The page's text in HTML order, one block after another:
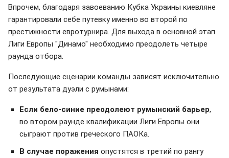
Впрочем, благодаря завоеванию Кубка Украины киевляне
гарантировали себе путевку именно во второй по
престижности евротурнира. Для выхода в основной этап
Лиги Европы "Динамо" необходимо преодолеть четыре
раунда отбора.
Последующие сценарии команды зависят исключительно
от результата дуэли с румынами:
Если бело-синие преодолеют румынский барьер,
во втором раунде квалификации Лиги Европы они
сыграют против греческого ПАОКа.
В случае поражения опустятся в третий по рангу